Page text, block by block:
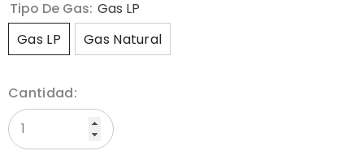
Tipo De Gas: Gas LP
Gas LP
Gas Natural
Cantidad: